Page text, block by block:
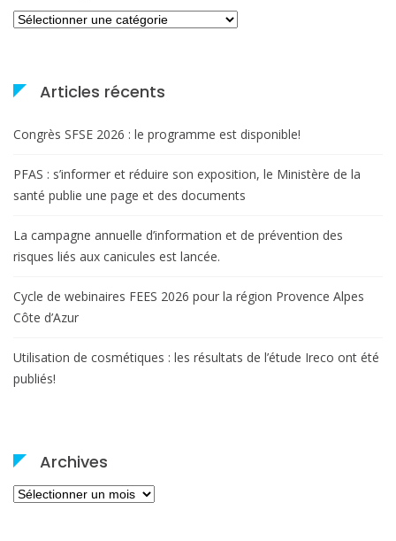
Catégories
Articles récents
Congrès SFSE 2026 : le programme est disponible!
PFAS : s’informer et réduire son exposition, le Ministère de la
santé publie une page et des documents
La campagne annuelle d’information et de prévention des
risques liés aux canicules est lancée.
Cycle de webinaires FEES 2026 pour la région Provence Alpes
Côte d’Azur
Utilisation de cosmétiques : les résultats de l’étude Ireco ont été
publiés!
Archives
Archives